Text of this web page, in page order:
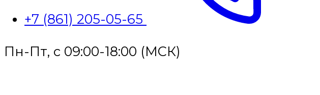
+7 (861) 205-05-65
Пн-Пт, с 09:00-18:00 (МСК)